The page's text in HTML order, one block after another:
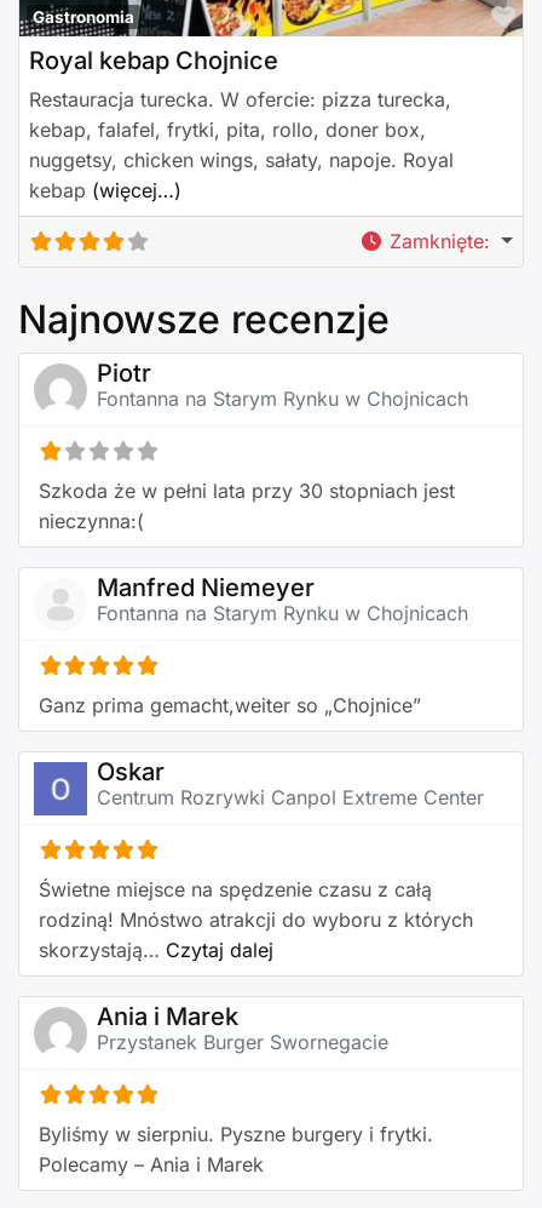
Gastronomia
Royal kebap Chojnice
Restauracja turecka. W ofercie: pizza turecka,
kebap, falafel, frytki, pita, rollo, doner box,
nuggetsy, chicken wings, sałaty, napoje. Royal
kebap (więcej…)
Zamknięte:
Najnowsze recenzje
Piotr
Fontanna na Starym Rynku w Chojnicach
Szkoda że w pełni lata przy 30 stopniach jest
nieczynna:(
Manfred Niemeyer
Fontanna na Starym Rynku w Chojnicach
Ganz prima gemacht,weiter so „Chojnice”
Oskar
Centrum Rozrywki Canpol Extreme Center
Świetne miejsce na spędzenie czasu z całą
rodziną! Mnóstwo atrakcji do wyboru z których
skorzystają… Czytaj dalej
Ania i Marek
Przystanek Burger Swornegacie
Byliśmy w sierpniu. Pyszne burgery i frytki.
Polecamy – Ania i Marek